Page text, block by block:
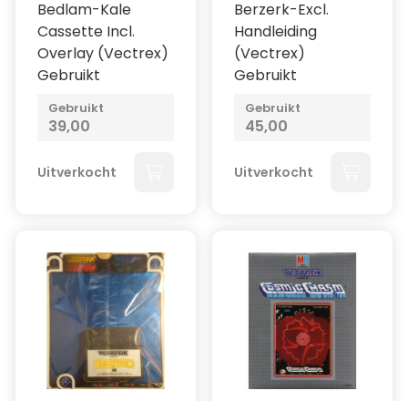
Bedlam-Kale
Cassette Incl.
Overlay (Vectrex)
Gebruikt
Gebruikt
39,00
Uitverkocht
Berzerk-Excl.
Handleiding
(Vectrex)
Gebruikt
Gebruikt
45,00
Uitverkocht